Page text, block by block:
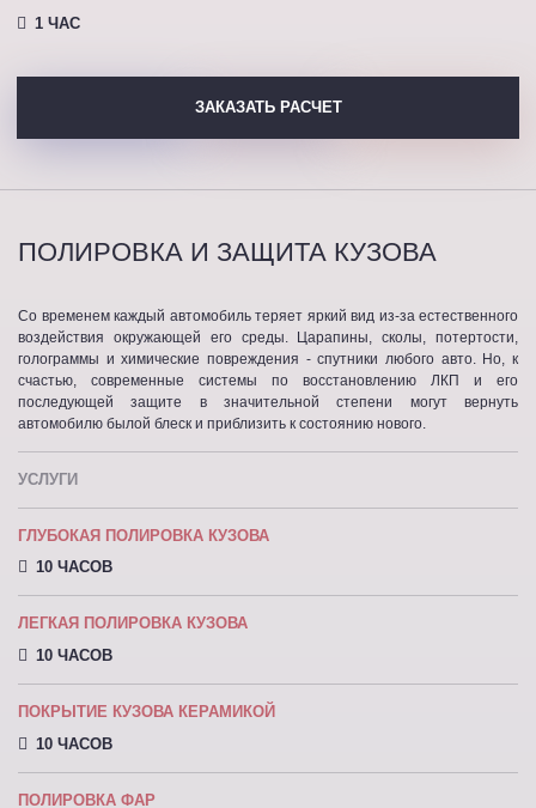
1 ЧАС
ЗАКАЗАТЬ РАСЧЕТ
ПОЛИРОВКА И ЗАЩИТА КУЗОВА
Со временем каждый автомобиль теряет яркий вид из-за естественного
воздействия окружающей его среды. Царапины, сколы, потертости,
голограммы и химические повреждения - спутники любого авто. Но, к
счастью, современные системы по восстановлению ЛКП и его
последующей защите в значительной степени могут вернуть
автомобилю былой блеск и приблизить к состоянию нового.
УСЛУГИ
ГЛУБОКАЯ ПОЛИРОВКА КУЗОВА
10 ЧАСОВ
ЛЕГКАЯ ПОЛИРОВКА КУЗОВА
10 ЧАСОВ
ПОКРЫТИЕ КУЗОВА КЕРАМИКОЙ
10 ЧАСОВ
ПОЛИРОВКА ФАР